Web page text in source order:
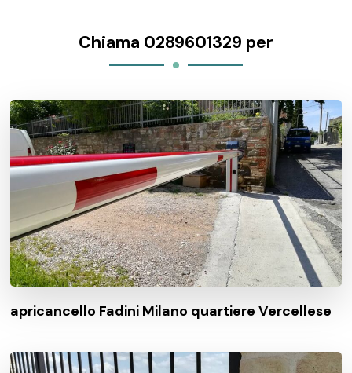
Chiama 0289601329 per
apricancello Fadini Milano quartiere Vercellese